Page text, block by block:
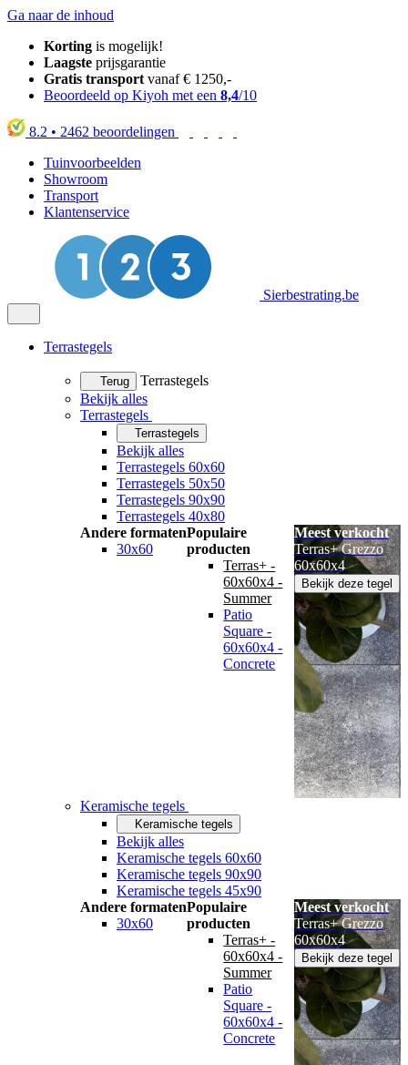
Ga naar de inhoud
Korting is mogelijk!
Laagste prijsgarantie
Gratis transport vanaf € 1250,-
Beoordeeld op Kiyoh met een 8,4/10
8.2 • 2462 beoordelingen
Tuinvoorbeelden
Showroom
Transport
Klantenservice
Sierbestrating.be
Terrastegels
Terug
Terrastegels
Bekijk alles
Terrastegels
Terrastegels
Bekijk alles
Terrastegels 60x60
Terrastegels 50x50
Terrastegels 90x90
Terrastegels 40x80
Andere formaten
30x60
Populaire
producten
Terras+ -
60x60x4 -
Summer
Patio
Square -
60x60x4 -
Concrete
Meest verkocht
Terras+ Grezzo
60x60x4
Bekijk deze tegel
Keramische tegels
Keramische tegels
Bekijk alles
Keramische tegels 60x60
Keramische tegels 90x90
Keramische tegels 45x90
Andere formaten
30x60
Populaire
producten
Terras+ -
60x60x4 -
Summer
Patio
Square -
60x60x4 -
Concrete
Meest verkocht
Terras+ Grezzo
60x60x4
Bekijk deze tegel